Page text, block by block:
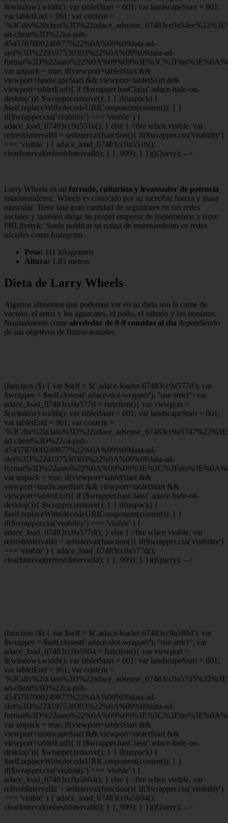
$(window).width(); var tabletStart = 601; var landscapeStart = 801;
var tabletEnd = 961; var content =
ad-client%3D%22ca-pub-
4545787000249877%22%0A%09%09data-ad-
slot%3D%224197530303%22%0A%09%09data-ad-
var unpack = true; if(viewport=tabletStart &&
viewport=landscapeStart && viewport=tabletStart &&
viewport=tabletEnd){ if ($wrapper.hasClass('.adace-hide-on-
desktop')){ $wrapper.remove(); } } if(unpack) {
$self.replaceWith(decodeURIComponent(content)); } }
if($wrapper.css('visibility') === 'visible' ) {
adace_load_67483cc9a551b(); } else { //fire when visible. var
refreshIntervalId = setInterval(function(){ if($wrapper.css('visibility')
=== 'visible' ) { adace_load_67483cc9a551b();
clearInterval(refreshIntervalId); } }, 999); } })(jQuery); -->
Larry Wheels es un forzudo, culturista y levantador de potencia
estadounidense. Wheels es conocido por su increíble fuerza y masa
muscular. Tiene una gran cantidad de seguidores en sus redes
sociales y también dirige su propia empresa de suplementos y ropa:
PRLifestyle. Suele publicar su rutina de entrenamiento en redes
sociales como Instagram.
Peso: 111 kilogramos
Altura: 1.85 metros
Dieta de Larry Wheels
Algunos alimentos que podemos ver en su dieta son la carne de
vacuno, el arroz y los aguacates, el pollo, el salmón y los boniatos.
Normalmente come alrededor de 8-9 comidas al día dependiendo
de sus objetivos de fitness actuales.
(function ($) { var $self = $('.adace-loader-67483cc9a577d'); var
$wrapper = $self.closest('.adace-slot-wrapper'); "use strict"; var
adace_load_67483cc9a577d = function(){ var viewport =
$(window).width(); var tabletStart = 601; var landscapeStart = 801;
var tabletEnd = 961; var content =
ad-client%3D%22ca-pub-
4545787000249877%22%0A%09%09data-ad-
slot%3D%224197530303%22%0A%09%09data-ad-
var unpack = true; if(viewport=tabletStart &&
viewport=landscapeStart && viewport=tabletStart &&
viewport=tabletEnd){ if ($wrapper.hasClass('.adace-hide-on-
desktop')){ $wrapper.remove(); } } if(unpack) {
$self.replaceWith(decodeURIComponent(content)); } }
if($wrapper.css('visibility') === 'visible' ) {
adace_load_67483cc9a577d(); } else { //fire when visible. var
refreshIntervalId = setInterval(function(){ if($wrapper.css('visibility')
=== 'visible' ) { adace_load_67483cc9a577d();
clearInterval(refreshIntervalId); } }, 999); } })(jQuery); -->
(function ($) { var $self = $('.adace-loader-67483cc9a5804'); var
$wrapper = $self.closest('.adace-slot-wrapper'); "use strict"; var
adace_load_67483cc9a5804 = function(){ var viewport =
$(window).width(); var tabletStart = 601; var landscapeStart = 801;
var tabletEnd = 961; var content =
ad-client%3D%22ca-pub-
4545787000249877%22%0A%09%09data-ad-
slot%3D%224197530303%22%0A%09%09data-ad-
var unpack = true; if(viewport=tabletStart &&
viewport=landscapeStart && viewport=tabletStart &&
viewport=tabletEnd){ if ($wrapper.hasClass('.adace-hide-on-
desktop')){ $wrapper.remove(); } } if(unpack) {
$self.replaceWith(decodeURIComponent(content)); } }
if($wrapper.css('visibility') === 'visible' ) {
adace_load_67483cc9a5804(); } else { //fire when visible. var
refreshIntervalId = setInterval(function(){ if($wrapper.css('visibility')
=== 'visible' ) { adace_load_67483cc9a5804();
clearInterval(refreshIntervalId); } }, 999); } })(jQuery); -->